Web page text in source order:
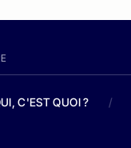
C'EST QUOI ? /